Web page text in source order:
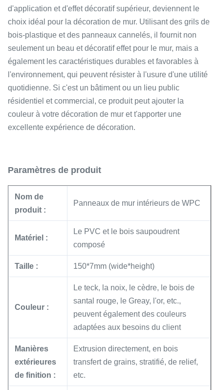
d'application et d'effet décoratif supérieur, deviennent le
choix idéal pour la décoration de mur. Utilisant des grils de
bois-plastique et des panneaux cannelés, il fournit non
seulement un beau et décoratif effet pour le mur, mais a
également les caractéristiques durables et favorables à
l'environnement, qui peuvent résister à l'usure d'une utilité
quotidienne. Si c'est un bâtiment ou un lieu public
résidentiel et commercial, ce produit peut ajouter la
couleur à votre décoration de mur et t'apporter une
excellente expérience de décoration.
Paramètres de produit
Nom de
produit :
Panneaux de mur intérieurs de WPC
Matériel :
Le PVC et le bois saupoudrent
composé
Taille : 150*7mm (wide*height)
Couleur :
Le teck, la noix, le cèdre, le bois de
santal rouge, le Greay, l'or, etc.,
peuvent également des couleurs
adaptées aux besoins du client
Manières
extérieures
de finition :
Extrusion directement, en bois
transfert de grains, stratifié, de relief,
etc.